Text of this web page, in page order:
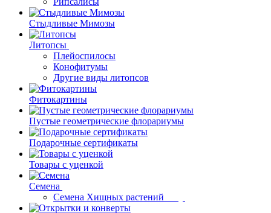
Стыдливые Мимозы
Литопсы
Плейоспилосы
Конофитумы
Другие виды литопсов
Фитокартины
Пустые геометрические флорариумы
Подарочные сертификаты
Товары с уценкой
Семена
Семена Хищных растений